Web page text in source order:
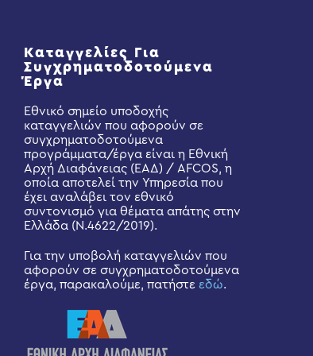
Καταγγελίες Για
Συγχρηματοδοτούμενα
Έργα
Εθνικό σημείο υποδοχής
καταγγελιών που αφορούν σε
συγχρηματοδοτούμενα
προγράμματα/έργα είναι η Εθνική
Αρχή Διαφάνειας (ΕΑΔ) / AFCOS, η
οποία αποτελεί την Υπηρεσία που
έχει αναλάβει τον εθνικό
συντονισμό για θέματα απάτης στην
Ελλάδα (Ν.4622/2019).
Για την υποβολή καταγγελιών που
αφορούν σε συγχρηματοδοτούμενα
έργα, παρακαλούμε, πατήστε εδώ.